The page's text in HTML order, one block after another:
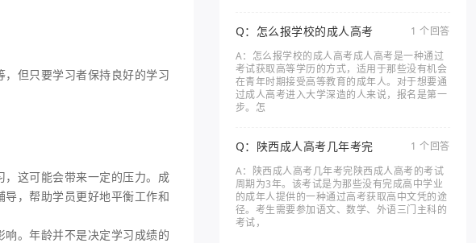
但只要学习者保持良好的学习
这可能会带来一定的压力。成
，帮助学员更好地平衡工作和
。年龄并不是决定学习成绩的
Q：怎么报学校的成人高考
1 个回答
A：怎么报学校的成人高考成人高考是一种通过
考试获取高等学历的方式，适用于那些没有机会
在青年时期接受高等教育的成年人。对于想要通
过成人高考进入大学深造的人来说，报名是第一
步。怎
Q：陕西成人高考几年考完
1 个回答
A：陕西成人高考几年考完陕西成人高考的考试
周期为3年。该考试是为那些没有完成高中学业
的成年人提供的一种通过高考获取高中文凭的途
径。考生需要参加语文、数学、外语三门主科的
考试，